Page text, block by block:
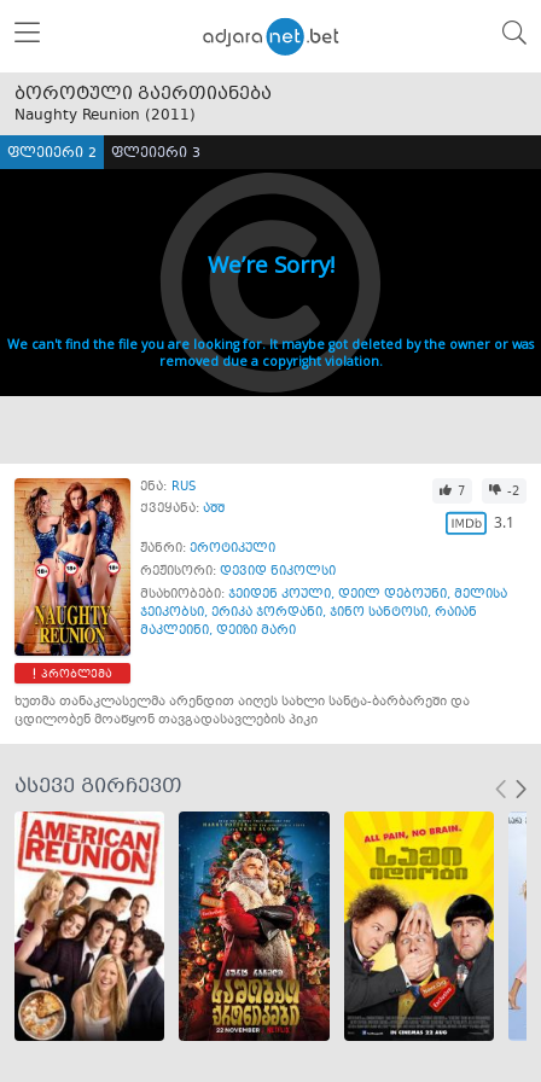
ბოროტული გაერთიანება
Naughty Reunion (2011)
ფლეიერი 2 ფლეიერი 3
პრობლემა
ენა: RUS
ქვეყანა: აშშ
7 -2
3.1
ჟანრი: ეროტიკული
რეჟისორი: დევიდ ნიკოლსი
მსახიობები: ჯეიდენ კოული, დეილ დებოუნი, მელისა
ჯეიკობსი, ერიკა ჯორდანი, ჯინო სანტოსი, რაიან
მაკლეინი, დეიზი მარი
ხუთმა თანაკლასელმა არენდით აიღეს სახლი სანტა-ბარბარეში და
ცდილობენ მოაწყონ თავგადასავლების პიკი
ასევე გირჩევთ